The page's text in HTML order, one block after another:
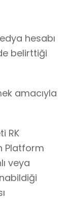
hesabı
belirttiği
amacıyla
RK
Platform
veya